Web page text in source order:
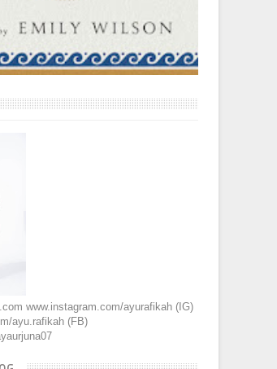
www.instagram.com/ayurafikah (IG)
ayu.rafikah (FB)